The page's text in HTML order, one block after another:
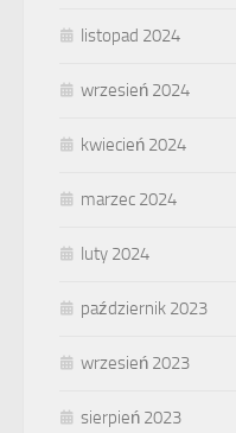
listopad 2024
wrzesień 2024
kwiecień 2024
marzec 2024
luty 2024
październik 2023
wrzesień 2023
sierpień 2023